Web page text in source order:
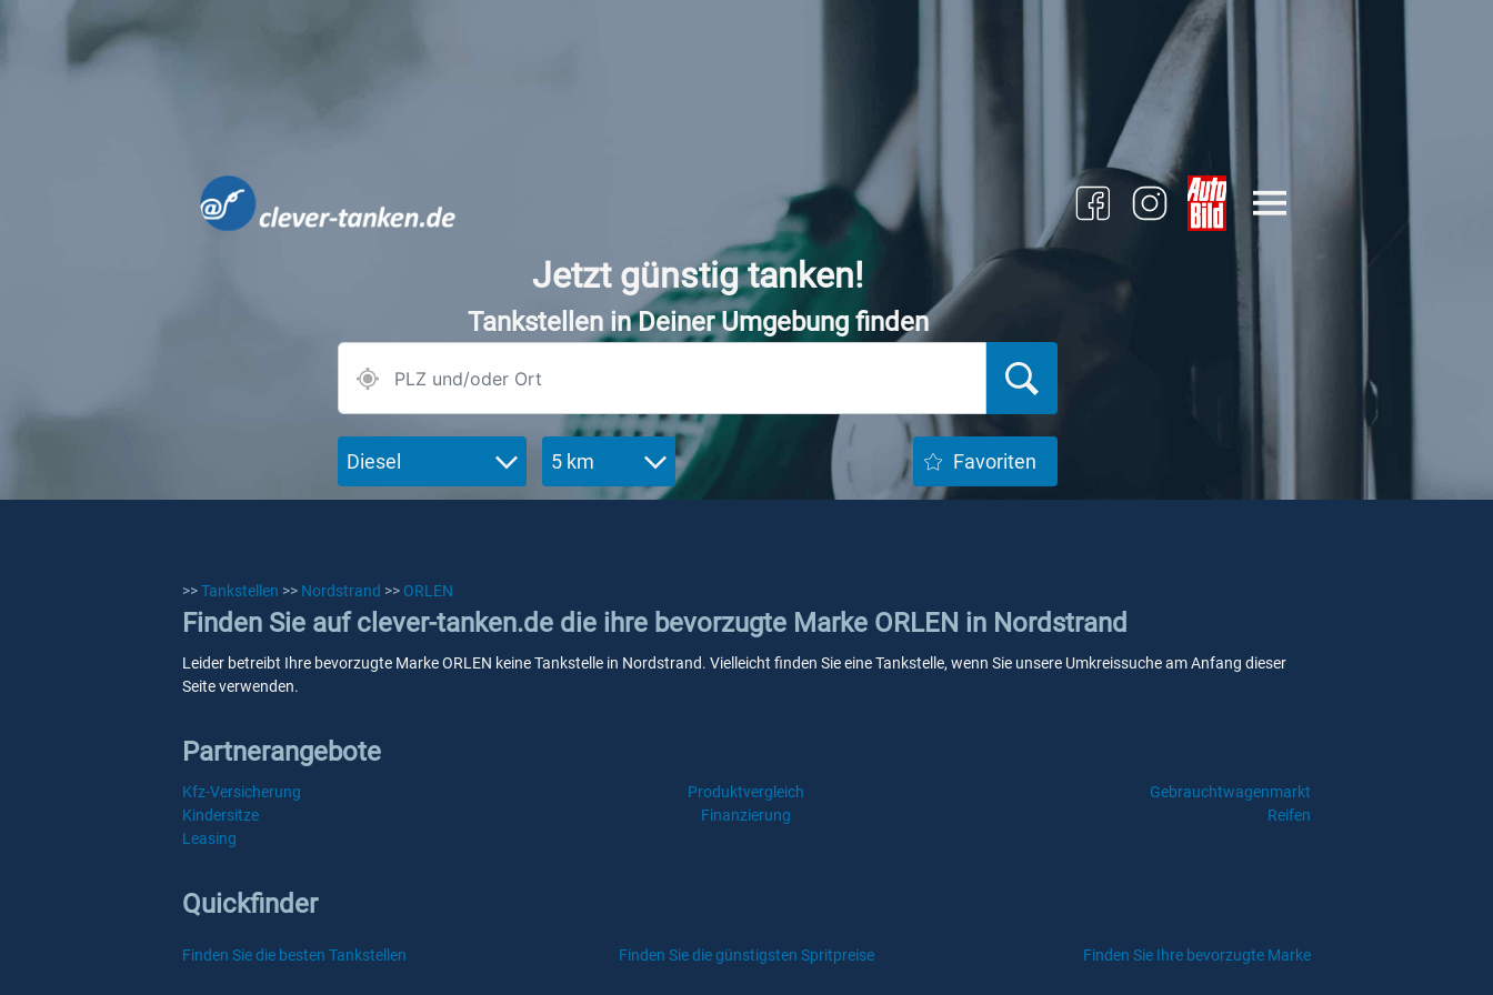
Jetzt günstig tanken!
Tankstellen in Deiner Umgebung finden
Diesel 5 km Favoriten
>>Tankstellen >> Nordstrand >> ORLEN
Finden Sie auf clever-tanken.de die ihre bevorzugte Marke ORLEN in Nordstrand
Leider betreibt Ihre bevorzugte Marke ORLEN keine Tankstelle in Nordstrand. Vielleicht finden Sie eine Tankstelle, wenn Sie unsere Umkreissuche am Anfang dieser
Seite verwenden.
Partnerangebote
Kfz-Versicherung Produktvergleich
Gebrauchtwagenmarkt
Kindersitze
Finanzierung
Reifen
Leasing
Quickfinder
Finden Sie die besten Tankstellen Finden Sie die günstigsten Spritpreise Finden Sie Ihre bevorzugte Marke